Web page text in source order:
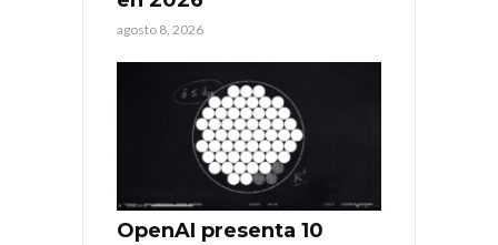
agosto 8, 2026
OpenAI presenta 10